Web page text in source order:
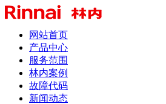
网站首页
产品中心
服务范围
林内案例
故障代码
新闻动态